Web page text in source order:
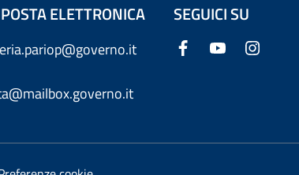
ELETTRONICA SEGUICI SU